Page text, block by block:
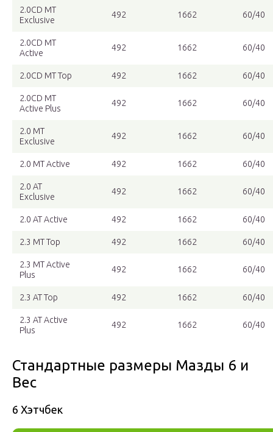
2.0CD MT
Exclusive
492 1662 60/40
2.0CD MT
Active
492 1662 60/40
2.0CD MT Top 492 1662 60/40
2.0CD MT
Active Plus
492 1662 60/40
2.0 MT
Exclusive
492 1662 60/40
2.0 MT Active 492 1662 60/40
2.0 AT
Exclusive
492 1662 60/40
2.0 AT Active 492 1662 60/40
2.3 MT Top 492 1662 60/40
2.3 MT Active
Plus
492 1662 60/40
2.3 AT Top 492 1662 60/40
2.3 AT Active
Plus
492 1662 60/40
Стандартные размеры Мазды 6 и
Вес
6 Хэтчбек